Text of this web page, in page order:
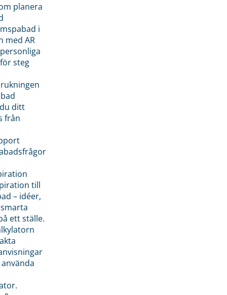
planera
i
med AR
steg
ditt
från
till
– idéer,
ett ställe.